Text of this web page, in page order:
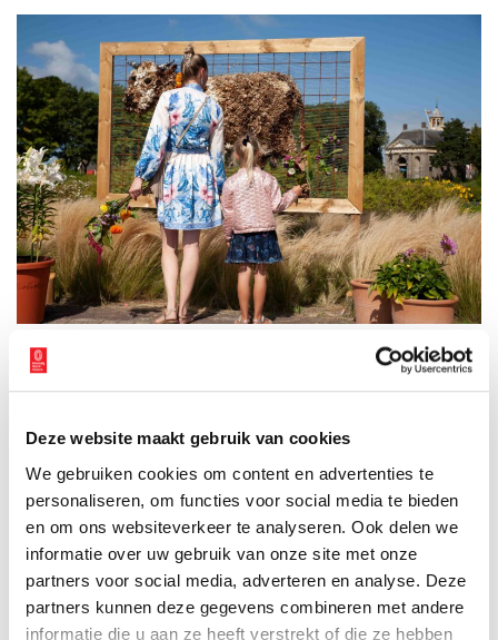
Deze website maakt gebruik van cookies
We gebruiken cookies om content en advertenties te
personaliseren, om functies voor social media te bieden
en om ons websiteverkeer te analyseren. Ook delen we
informatie over uw gebruik van onze site met onze
partners voor social media, adverteren en analyse. Deze
partners kunnen deze gegevens combineren met andere
informatie die u aan ze heeft verstrekt of die ze hebben
Openingstijden en bereikbaarheid
uur en op woensdag van 9.00 tot 12.30 uur. Op 30 augustus en 13
september zijn er themadagen waarop extra activiteiten worden
georganiseerd. De toegang is gratis maar een vrijwillige bijdrage
wordt op prijs gesteld. De ontdekkingstuin bevindt zich recht
naast de Koepoort, halverwege de Randweg naar het spoor.
Eenvoudig te bereiken per fiets of auto. Parkeren kan op de
parkeerplaats van Syngenta, Westeinde 62 te Enkhuizen. Op het
terrein van de Garden zelf mag niet worden geparkeerd.